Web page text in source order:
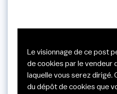
Le visionnage de ce post
de cookies par le vendeur
laquelle vous serez dirigé.
du dépôt de cookies que